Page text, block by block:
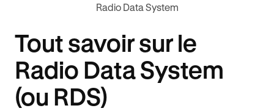
Radio Data System
Tout savoir sur le
Radio Data System
(ou RDS)